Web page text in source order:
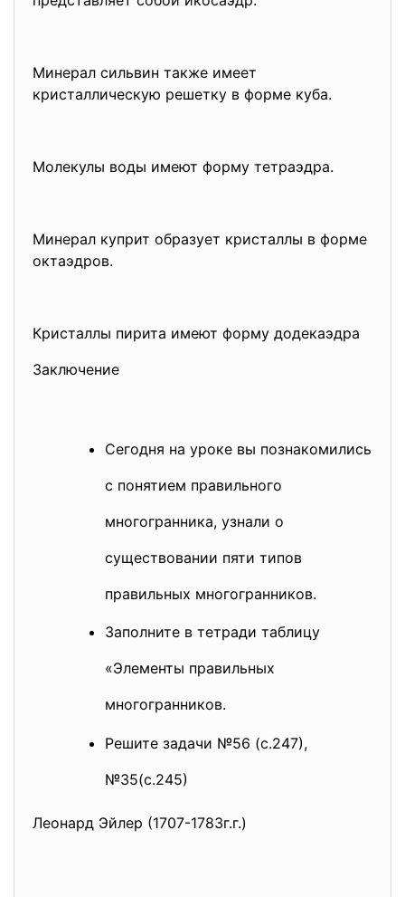
Минерал сильвин также имеет
кристаллическую решетку в форме куба.
Молекулы воды имеют форму тетраэдра.
Минерал куприт образует кристаллы в форме
октаэдров.
Кристаллы пирита имеют форму додекаэдра
Заключение
Сегодня на уроке вы познакомились
с понятием правильного
многогранника, узнали о
существовании пяти типов
правильных многогранников.
Заполните в тетради таблицу
«Элементы правильных
многогранников.
Решите задачи №56 (с.247),
№35(с.245)
Леонард Эйлер (1707-1783г.г.)